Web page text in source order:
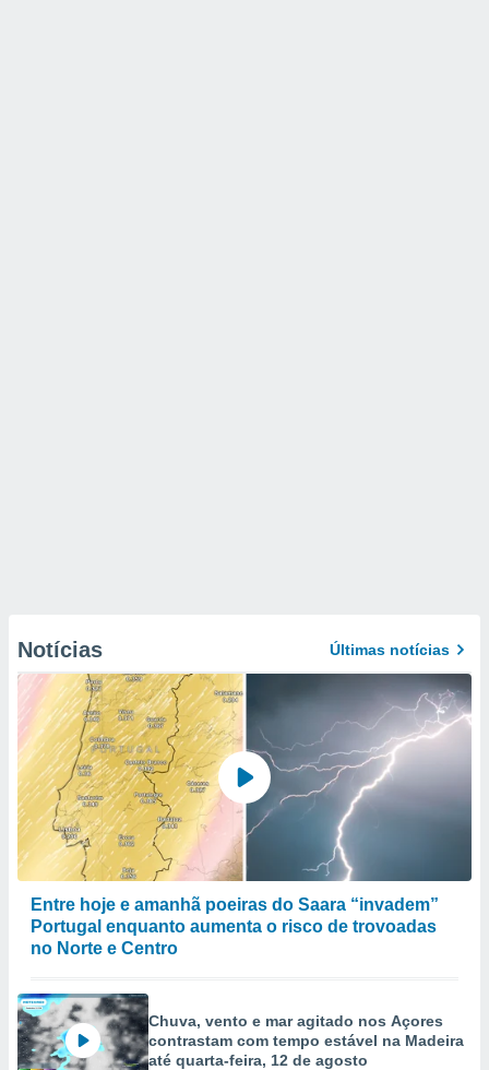
Notícias Últimas notícias
Entre hoje e amanhã poeiras do Saara “invadem”
Portugal enquanto aumenta o risco de trovoadas
no Norte e Centro
Chuva, vento e mar agitado nos Açores
contrastam com tempo estável na Madeira
até quarta-feira, 12 de agosto